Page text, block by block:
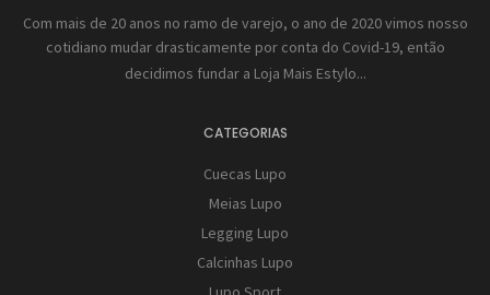
Com mais de 20 anos no ramo de varejo, o ano de 2020 vimos nosso
cotidiano mudar drasticamente por conta do Covid-19, então
decidimos fundar a Loja Mais Estylo...
CATEGORIAS
Cuecas Lupo
Meias Lupo
Legging Lupo
Calcinhas Lupo